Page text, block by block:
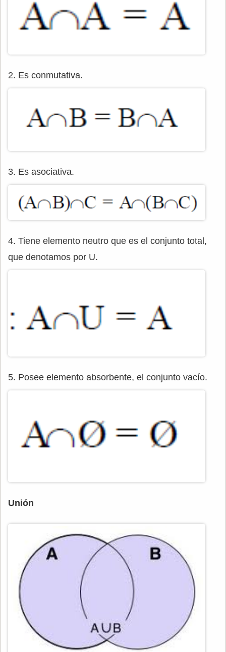
2. Es conmutativa.
3. Es asociativa.
4. Tiene elemento neutro que es el conjunto total,
que denotamos por U.
5. Posee elemento absorbente, el conjunto vacío.
Unión